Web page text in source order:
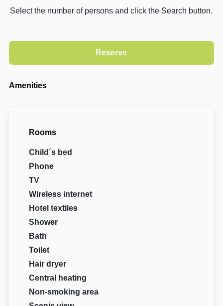
Select the number of persons and click the Search button.
Amenities
Rooms
Child´s bed
Phone
TV
Wireless internet
Hotel textiles
Shower
Bath
Toilet
Hair dryer
Central heating
Non-smoking area